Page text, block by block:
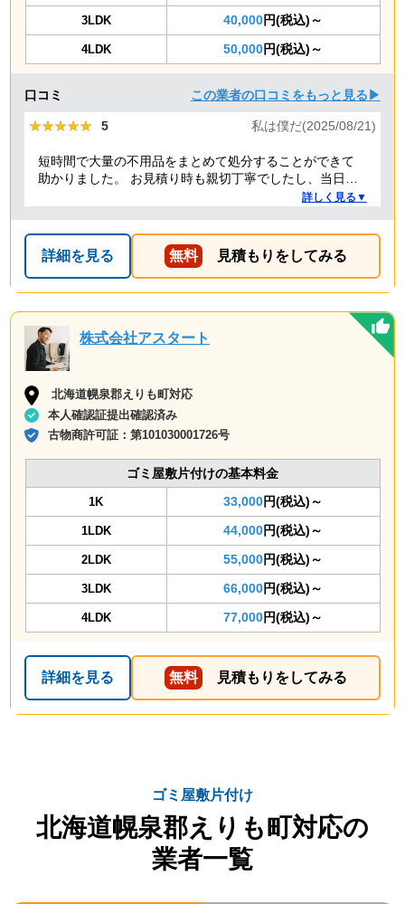
3LDK 40,000円(税込)～
4LDK 50,000円(税込)～
口コミ この業者の口コミをもっと見る▶
★★★★★
★★★★★ 5 私は僕だ(2025/08/21)
短時間で大量の不用品をまとめて処分することができて
助かりました。 お見積り時も親切丁寧でしたし、当日作
業を担当してくれた方たちも礼儀正しく気持ちよく対応
詳しく見る▼
詳細を見る 無料 見積もりをしてみる
株式会社アスタート
北海道幌泉郡えりも町対応
本人確認証提出確認済み
古物商許可証：第101030001726号
ゴミ屋敷片付けの基本料金
1K 33,000円(税込)～
1LDK 44,000円(税込)～
2LDK 55,000円(税込)～
3LDK 66,000円(税込)～
4LDK 77,000円(税込)～
詳細を見る 無料 見積もりをしてみる
ゴミ屋敷片付け
北海道幌泉郡えりも町対応の
業者一覧